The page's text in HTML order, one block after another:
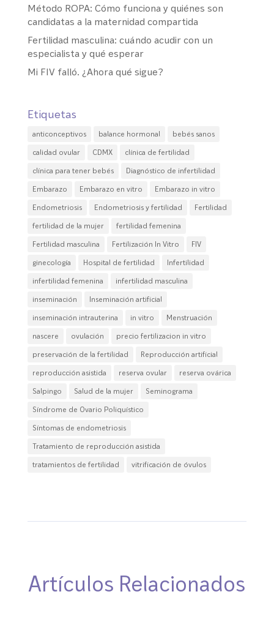
Método ROPA: Cómo funciona y quiénes son
candidatas a la maternidad compartida
Fertilidad masculina: cuándo acudir con un
especialista y qué esperar
Mi FIV falló. ¿Ahora qué sigue?
Etiquetas
anticonceptivos balance hormonal
bebés sanos
calidad ovular
CDMX
clínica de fertilidad
clínica para tener bebés
Diagnóstico de infertilidad
Embarazo
Embarazo en vitro
Embarazo in vitro
Endometriosis
Endometriosis y fertilidad
Fertilidad
fertilidad de la mujer
fertilidad femenina
Fertilidad masculina
Fertilización In Vitro
FIV
ginecología
Hospital de fertilidad
Infertilidad
infertilidad femenina
infertilidad masculina
inseminación
Inseminación artificial
inseminación intrauterina
in vitro
Menstruación
nascere
ovulación
precio fertilizacion in vitro
preservación de la fertilidad
Reproducción artificial
reproducción asistida
reserva ovular
reserva ovárica
Salpingo
Salud de la mujer
Seminograma
Síndrome de Ovario Poliquístico
Síntomas de endometriosis
Tratamiento de reproducción asistida
tratamientos de fertilidad
vitrificación de óvulos
Artículos Relacionados